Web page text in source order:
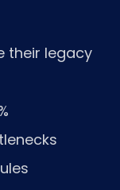
their legacy